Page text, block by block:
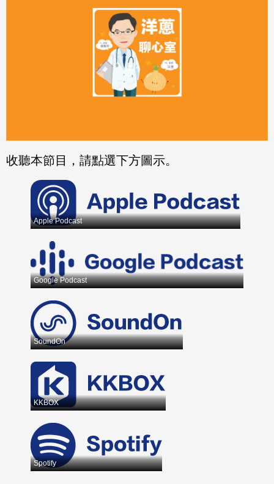
收聽本節目，請點選下方圖示。
Apple Podcast
Google Podcast
SoundOn
KKBOX
Spotify